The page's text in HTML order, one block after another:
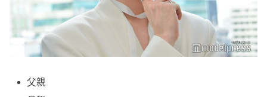
父親